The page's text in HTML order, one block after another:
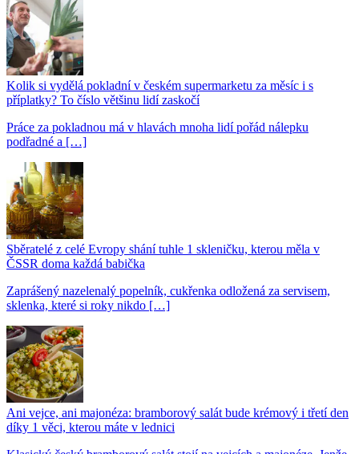
Kolik si vydělá pokladní v českém supermarketu za měsíc i s
příplatky? To číslo většinu lidí zaskočí
Práce za pokladnou má v hlavách mnoha lidí pořád nálepku
podřadné a […]
Sběratelé z celé Evropy shání tuhle 1 skleničku, kterou měla v
ČSSR doma každá babička
Zaprášený nazelenalý popelník, cukřenka odložená za servisem,
sklenka, které si roky nikdo […]
Ani vejce, ani majonéza: bramborový salát bude krémový i třetí den
díky 1 věci, kterou máte v lednici